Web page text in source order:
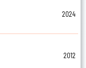
2024
2012